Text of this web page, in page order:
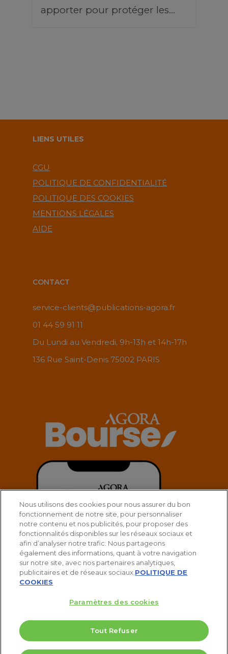
apporter pour protéger les…
LIENS UTILES
CGU
POLITIQUE DE CONFIDENTIALITÉ
POLITIQUE DES COOKIES
MENTIONS LÉGALES
AIDE
CONTACT
service-clients@publications-agora.fr
01 44 59 91 11
Du Lundi au Vendredi, 9h-13h et 14h-17h
136 Rue Saint-Denis 75002 PARIS
5 Valeurs pour doubler votre PEA
Nous utilisons des cookies pour nous assurer du bon
fonctionnement de notre site, pour personnaliser
notre contenu et nos publicités, pour proposer des
fonctionnalités disponibles sur les réseaux sociaux et
afin d’analyser notre trafic. Nous partageons
également des informations, quant à votre navigation
sur notre site, avec nos partenaires analytiques,
publicitaires et de réseaux sociaux. POLITIQUE DE
COOKIES
Paramètres des cookies
Tout Refuser